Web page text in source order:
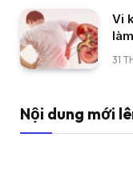
Vi
31
Nội dung mới